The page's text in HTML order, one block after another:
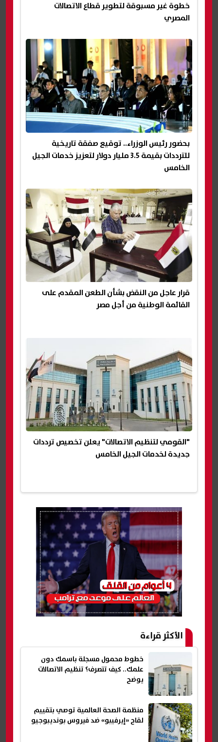
خطوة غير مسبوقة لتطوير قطاع الاتصالات
المصري
بحضور رئيس الوزراء.. توقيع صفقة تاريخية
للترددات بقيمة 3.5 مليار دولار لتعزيز خدمات الجيل
الخامس
قرار عاجل من النقض بشأن الطعن المقدم على
القائمة الوطنية من أجل مصر
"القومي لتنظيم الاتصالات" يعلن تخصيص ترددات
جديدة لخدمات الجيل الخامس
الأكثر قراءة
خطوط محمول مسجلة باسمك دون
علمك.. كيف تتصرف؟ تنظيم الاتصالات
يوضح
منظمة الصحة العالمية توصي بتقييم
لقاح «إيرفيبو» ضد فيروس بونديبوجيو